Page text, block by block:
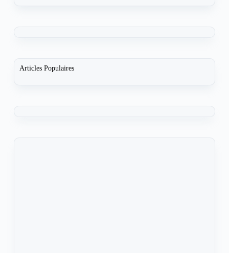
Articles Populaires